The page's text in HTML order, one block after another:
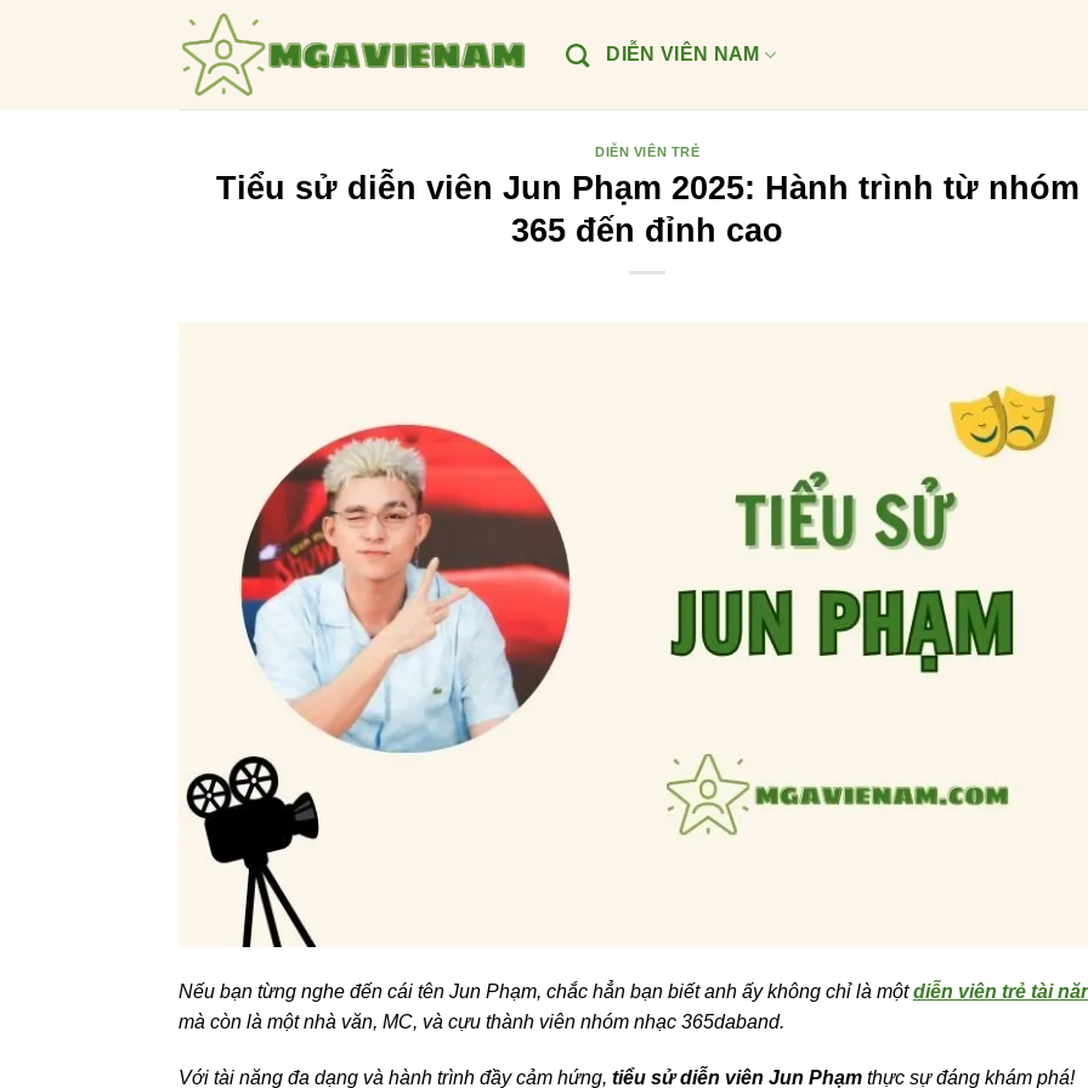
DIỄN VIÊN NAM
DIỄN VIÊN TRẺ
Tiểu sử diễn viên Jun Phạm 2025: Hành trình từ nhóm
365 đến đỉnh cao
Nếu bạn từng nghe đến cái tên Jun Phạm, chắc hẳn bạn biết anh ấy không chỉ là mộtdiễn viên trẻ tài
mà còn là một nhà văn, MC, và cựu thành viên nhóm nhạc 365daband.
Với tài năng đa dạng và hành trình đầy cảm hứng, tiểu sử diễn viên Jun Phạm thực sự đáng khám phá!